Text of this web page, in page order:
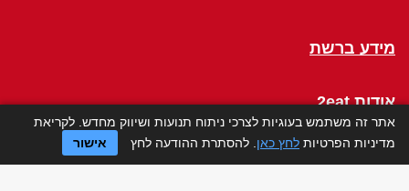
מידע ברשת
אודות 2eat
Click a Table
אתר זה משתמש בעוגיות לצרכי ניתוח תנועות ושיווק מחדש. לקריאת
מדיניות הפרטיות לחץ כאן . להסתרת ההודעה לחץ אישור